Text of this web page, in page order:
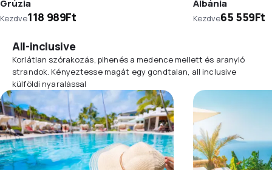
Grúzia
Kezdve118 989Ft
Albánia
Kezdve65 559Ft
All-inclusive
Korlátlan szórakozás, pihenés a medence mellett és aranyló
strandok. Kényeztesse magát egy gondtalan, all inclusive
külföldi nyaralással